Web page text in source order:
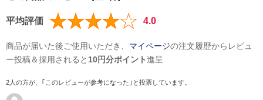
平均評価 4.0
商品が届いた後ご使用いただき、 マイページの注文履歴からレビュ
ー投稿＆採用されると 10円分ポイント進呈
2人の方が、｢このレビューが参考になった｣と投票しています。